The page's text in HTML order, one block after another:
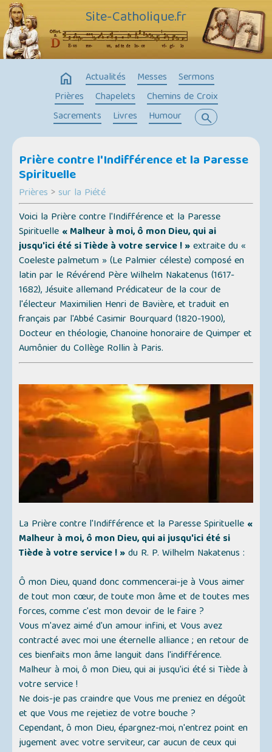
Site-Catholique.fr
home Actualités Messes
Sermons
Prières
Chapelets
Chemins de Croix
Sacrements
Livres Humour search
Prière contre l'Indifférence et la Paresse
Spirituelle
Prières >sur la Piété
Voici la Prière contre l'Indifférence et la Paresse
Spirituelle « Malheur à moi, ô mon Dieu, qui ai
jusqu'ici été si Tiède à votre service ! »extraite du«
Coeleste palmetum » (Le Palmier céleste) composé en
latin par le Révérend Père Wilhelm Nakatenus (1617-
1682), Jésuite allemand Prédicateur de la cour de
l'électeur Maximilien Henri de Bavière, et traduit en
français par l'Abbé Casimir Bourquard (1820-1900),
Docteur en théologie, Chanoine honoraire de Quimper et
Aumônier du Collège Rollin à Paris.
La Prière contre l'Indifférence et la Paresse Spirituelle «
Malheur à moi, ô mon Dieu, qui ai jusqu'ici été si
Tiède à votre service ! »du R. P. Wilhelm Nakatenus :
Ô mon Dieu, quand donc commencerai-je à Vous aimer
de tout mon cœur, de toute mon âme et de toutes mes
forces, comme c'est mon devoir de le faire ?
Vous m'avez aimé d'un amour infini, et Vous avez
contracté avec moi une éternelle alliance ; en retour de
ces bienfaits mon âme languit dans l'indifférence.
Malheur à moi, ô mon Dieu, qui ai jusqu'ici été si Tiède à
votre service !
Ne dois-je pas craindre que Vous me preniez en dégoût
et que Vous me rejetiez de votre bouche ?
Cependant, ô mon Dieu, épargnez-moi, n'entrez point en
jugement avec votre serviteur, car aucun de ceux qui